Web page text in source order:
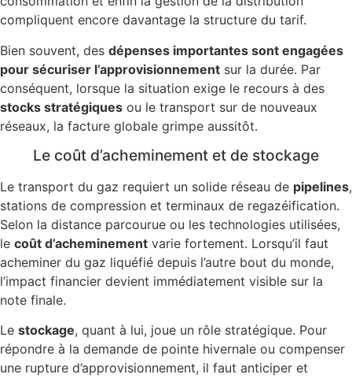
compliquent encore davantage la structure du tarif.
Bien souvent, des dépenses importantes sont engagées
pour sécuriser l’approvisionnement sur la durée. Par
conséquent, lorsque la situation exige le recours à des
stocks stratégiques ou le transport sur de nouveaux
réseaux, la facture globale grimpe aussitôt.
Le coût d’acheminement et de stockage
Le transport du gaz requiert un solide réseau de pipelines,
stations de compression et terminaux de regazéification.
Selon la distance parcourue ou les technologies utilisées,
le coût d’acheminement varie fortement. Lorsqu’il faut
acheminer du gaz liquéfié depuis l’autre bout du monde,
l’impact financier devient immédiatement visible sur la
note finale.
Le stockage, quant à lui, joue un rôle stratégique. Pour
répondre à la demande de pointe hivernale ou compenser
une rupture d’approvisionnement, il faut anticiper et